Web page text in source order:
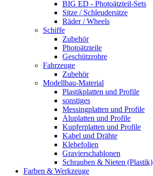
BIG ED - Photoätzteil-Sets
Sitze / Schleudersitze
Räder / Wheels
Schiffe
Zubehör
Photoätzteile
Geschützrohre
Fahrzeuge
Zubehör
Modellbau-Material
Plastikplatten und Profile
sonstiges
Messingplatten und Profile
Aluplatten und Profile
Kupferplatten und Profile
Kabel und Drähte
Klebefolien
Gravierschablonen
Schrauben & Nieten (Plastik)
Farben & Werkzeuge